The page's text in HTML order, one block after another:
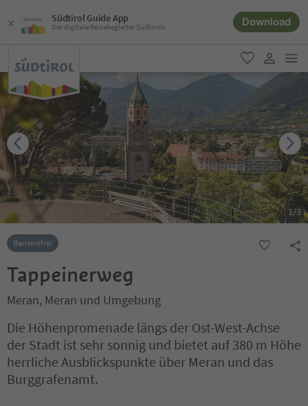
Südtirol Guide App
Der digitale Reisebegleiter Südtirols Download
favorit
user link
1/3
Barrierefrei
Tappeinerweg
Meran, Meran und Umgebung
Die Höhenpromenade längs der Ost-West-Achse
der Stadt ist sehr sonnig und bietet auf 380 m Höhe
herrliche Ausblickspunkte über Meran und das
Burggrafenamt.